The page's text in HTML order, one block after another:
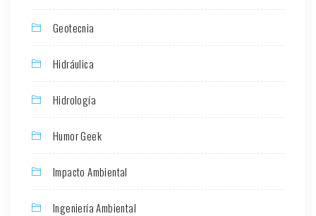
Geotecnia
Hidráulica
Hidrología
Humor Geek
Impacto Ambiental
Ingeniería Ambiental